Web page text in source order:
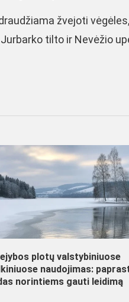
žvejoti
tilto ir Nevėžio
plotų valstybiniuose
naudojimas:
norintiems gauti leidimą